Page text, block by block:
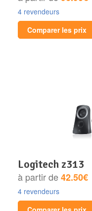
4 revendeurs
Comparer les prix
logitech z313
à partir de42.50€
4 revendeurs